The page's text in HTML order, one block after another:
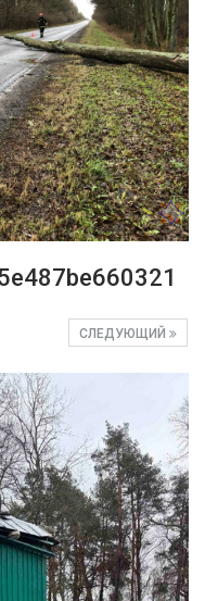
СЛЕДУЮЩИЙ